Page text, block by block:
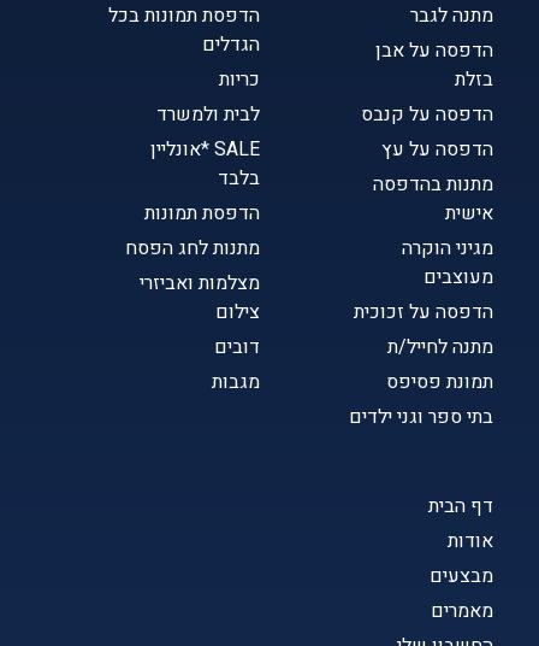
דף הבית
אודות
מבצעים
מאמרים
מתנה לגבר
הדפסה על אבן
בזלת
הדפסה על קנבס
הדפסה על עץ
מתנות בהדפסה
אישית
מגיני הוקרה
מעוצבים
הדפסה על זכוכית
מתנה לחייל/ת
תמונת פסיפס
בתי ספר וגני ילדים
הדפסת תמונות בכל
הגדלים
כריות
לבית ולמשרד
SALE *אונליין
בלבד
הדפסת תמונות
מתנות לחג הפסח
מצלמות ואביזרי
צילום
דובים
מגבות